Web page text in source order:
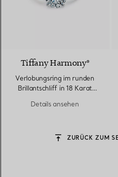
Tiffany Harmony®
Verlobungsring im runden
Brillantschliff in 18 Karat
Details ansehen
ZURÜCK ZUM